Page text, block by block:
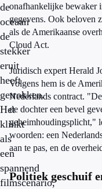
de
oceaan
de
stekker
eruit
heeft
getrokken.
Het
klinkt
als
een
spannend
filmscenario,
onafhankelijke bewaker
gegevens. Ook beloven
als de Amerikaanse
Cloud Act.
Juridisch expert Herald
Volgens hem is de
Nederlands contract.
de dochter een bevel
geheimhoudingsplicht,"
woorden: een
aan te pas, en de
Politiek geschuif